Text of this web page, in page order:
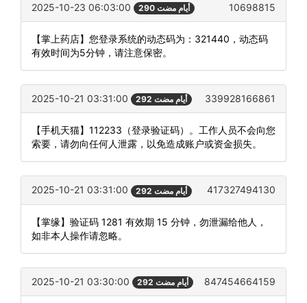
2025-10-23 06:03:00 290 أيام مضت 10698815
【掌上药店】您登录系统的动态码为：321440，动态码
有效时间为5分钟，请注意保密。
2025-10-21 03:31:00 292 أيام مضت 339928166861
【手机天猫】112233（登录验证码）。工作人员不会向您
索要，请勿向任何人泄露，以免造成账户或资金损失。
2025-10-21 03:31:00 292 أيام مضت 417327494130
【掌缘】验证码 1281 有效期 15 分钟，勿泄漏给他人，
如非本人操作请忽略。
2025-10-21 03:30:00 292 أيام مضت 847454664159